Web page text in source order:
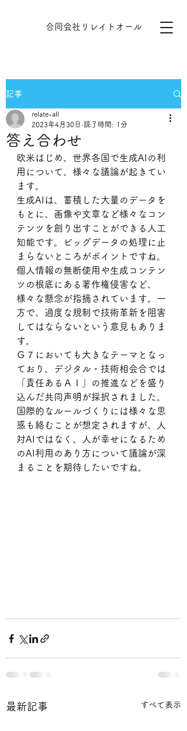
​​合同会社リレイトオール
記事
答え合わせ
relate-all
2023年4月30日 読了時間: 1分
欧米はじめ、世界各国で生成AIの利
用について、様々な議論が起きてい
ます。
生成AIは、蓄積した大量のデータを
もとに、画像や文章など様々なコン
テンツを創り出すことができる人工
知能です。ビッグデータの処理に止
まらないところがポイントですね。
個人情報の無断使用や生成コンテン
ツの根底にある著作権侵害など、
様々な懸念が指摘されています。一
方で、過度な規制で技術革新を阻害
してはならないという意見もありま
す。
Ｇ７においても大きなテーマとなっ
ており、デジタル・技術相会合では
「責任あるＡＩ」の推進などを盛り
込んだ共同声明が採択されました。
国際的なルールづくりには様々な思
惑も絡むことが想定されますが、人
対AIではなく、人が幸せになるため
のAI利用のあり方について議論が深
まることを期待したいですね。
最新記事 すべて表示